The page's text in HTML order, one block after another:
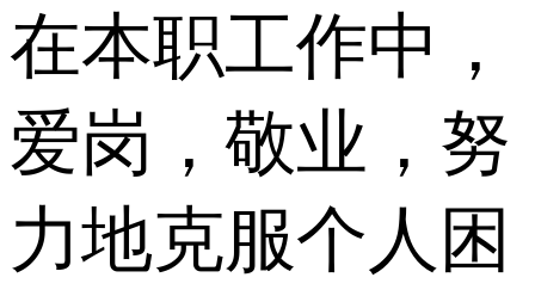
在本职工作中，
爱岗，敬业，努
力地克服个人困